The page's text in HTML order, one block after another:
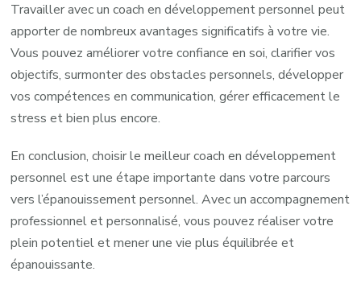
Travailler avec un coach en développement personnel peut
apporter de nombreux avantages significatifs à votre vie.
Vous pouvez améliorer votre confiance en soi, clarifier vos
objectifs, surmonter des obstacles personnels, développer
vos compétences en communication, gérer efficacement le
stress et bien plus encore.
En conclusion, choisir le meilleur coach en développement
personnel est une étape importante dans votre parcours
vers l’épanouissement personnel. Avec un accompagnement
professionnel et personnalisé, vous pouvez réaliser votre
plein potentiel et mener une vie plus équilibrée et
épanouissante.